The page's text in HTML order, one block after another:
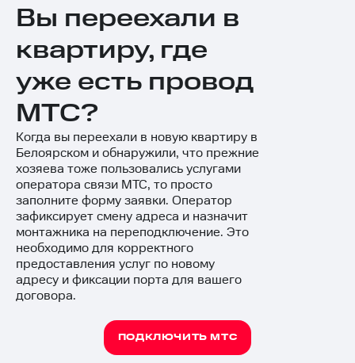
Вы переехали в
квартиру, где
уже есть провод
МТС?
Когда вы переехали в новую квартиру в
Белоярском и обнаружили, что прежние
хозяева тоже пользовались услугами
оператора связи МТС, то просто
заполните форму заявки. Оператор
зафиксирует смену адреса и назначит
монтажника на переподключение. Это
необходимо для корректного
предоставления услуг по новому
адресу и фиксации порта для вашего
договора.
ПОДКЛЮЧИТЬ МТС